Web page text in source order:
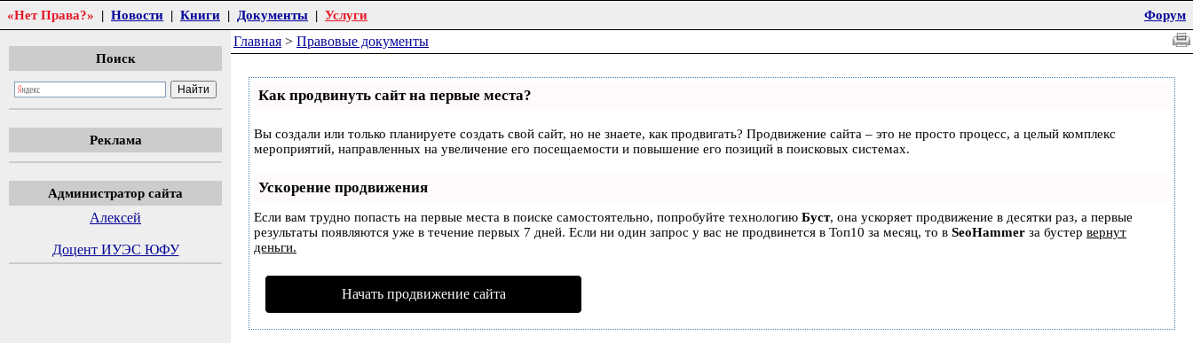
«Нет Права?» | Новости | Книги | Документы | Услуги Форум
Поиск
Реклама
Администратор сайта
Алексей
Доцент ИУЭС ЮФУ
Главная > Правовые документы
Как продвинуть сайт на первые места?
Вы создали или только планируете создать свой сайт, но не знаете, как продвигать? Продвижение сайта – это не просто процесс, а целый комплекс
мероприятий, направленных на увеличение его посещаемости и повышение его позиций в поисковых системах.
Ускорение продвижения
Если вам трудно попасть на первые места в поиске самостоятельно, попробуйте технологию Буст, она ускоряет продвижение в десятки раз, а первые
результаты появляются уже в течение первых 7 дней. Если ни один запрос у вас не продвинется в Топ10 за месяц, то в SeoHammer за бустер вернут
деньги.
Начать продвижение сайта